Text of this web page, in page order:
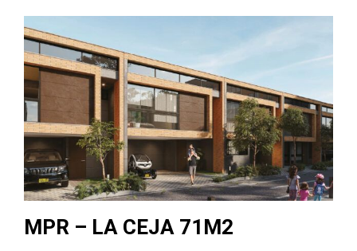
MPR – LA CEJA 71M2